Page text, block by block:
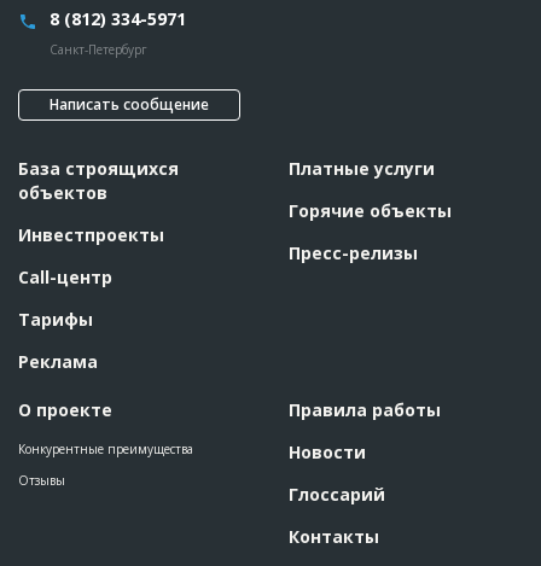
8 (812) 334-5971
Санкт-Петербург
Написать сообщение
База строящихся
объектов
Инвестпроекты
Call-центр
Тарифы
Реклама
О проекте
Конкурентные преимущества
Отзывы
Платные услуги
Горячие объекты
Пресс-релизы
Правила работы
Новости
Глоссарий
Контакты